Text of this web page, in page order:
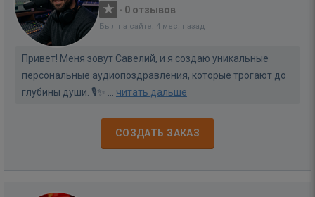
· 0 отзывов
Был на сайте: 4 мес. назад
Привет! Меня зовут Савелий, и я создаю уникальные
персональные аудиопоздравления, которые трогают до
глубины души. 🎙️✨ ... читать дальше
СОЗДАТЬ ЗАКАЗ